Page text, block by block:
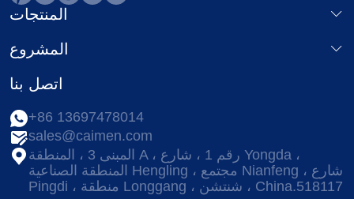
المنتجات
المشروع
اتصل بنا
+86 13697478014
sales@caimen.com
المبنى 3 ، المنطقة A ، رقم 1 ، شارع Yongda ،
المنطقة الصناعية Hengling ، مجتمع Nianfeng ، شارع
Pingdi ، منطقة Longgang ، شنتشن ، China.518117